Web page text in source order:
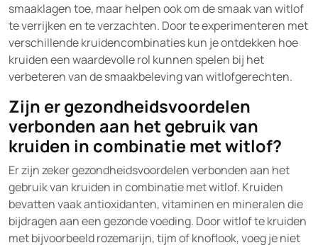
smaaklagen toe, maar helpen ook om de smaak van witlof
te verrijken en te verzachten. Door te experimenteren met
verschillende kruidencombinaties kun je ontdekken hoe
kruiden een waardevolle rol kunnen spelen bij het
verbeteren van de smaakbeleving van witlofgerechten.
Zijn er gezondheidsvoordelen
verbonden aan het gebruik van
kruiden in combinatie met witlof?
Er zijn zeker gezondheidsvoordelen verbonden aan het
gebruik van kruiden in combinatie met witlof. Kruiden
bevatten vaak antioxidanten, vitaminen en mineralen die
bijdragen aan een gezonde voeding. Door witlof te kruiden
met bijvoorbeeld rozemarijn, tijm of knoflook, voeg je niet